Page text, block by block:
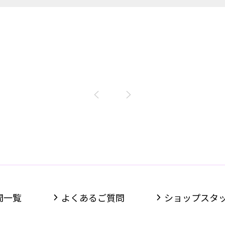
一覧 よくあるご質問 ショップスタ